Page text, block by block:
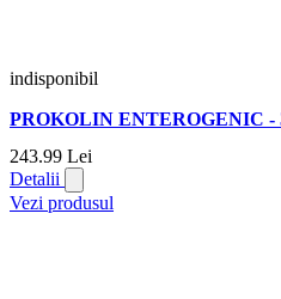
indisponibil
PROKOLIN ENTEROGENIC -
243.99 Lei
Detalii
Vezi produsul